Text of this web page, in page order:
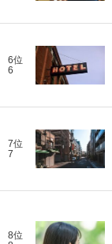
6位
6
7位
7
8位